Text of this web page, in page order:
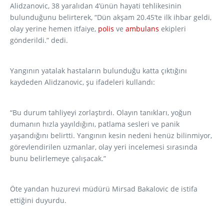
Alidzanovic, 38 yaralıdan 4’ünün hayati tehlikesinin
bulunduğunu belirterek, “Dün akşam 20.45’te ilk ihbar geldi,
olay yerine hemen itfaiye, polis ve ambulans ekipleri
gönderildi.” dedi.
Yangının yatalak hastaların bulunduğu katta çıktığını
kaydeden Alidzanovic, şu ifadeleri kullandı:
“Bu durum tahliyeyi zorlaştırdı. Olayın tanıkları, yoğun
dumanın hızla yayıldığını, patlama sesleri ve panik
yaşandığını belirtti. Yangının kesin nedeni henüz bilinmiyor,
görevlendirilen uzmanlar, olay yeri incelemesi sırasında
bunu belirlemeye çalışacak.”
Öte yandan huzurevi müdürü Mirsad Bakalovic de istifa
ettiğini duyurdu.